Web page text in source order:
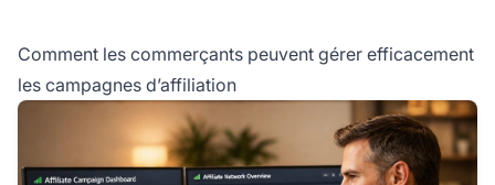
Comment les commerçants peuvent gérer efficacement
les campagnes d’affiliation